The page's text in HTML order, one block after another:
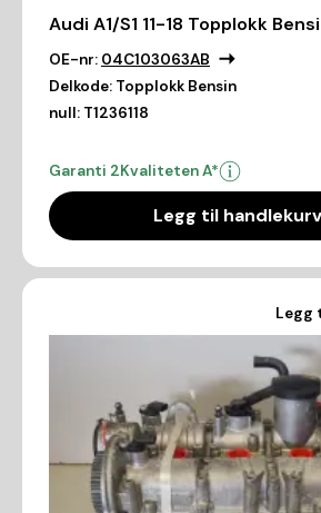
Audi A1/S1 11-18 Topplokk
OE-nr: 04C103063AB
Delkode: Topplokk Bensin
null: T1236118
Garanti 2Kvaliteten A*
Legg til
Legg